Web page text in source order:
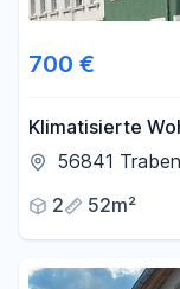
700 €
Klimatisierte
Kernsanierung
56841
2
52m²